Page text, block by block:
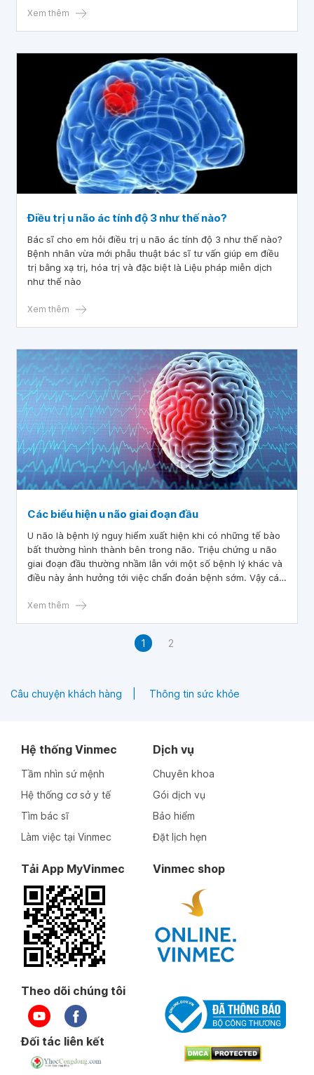
thực sự được giải quyết phần nào. Tuy nhiên do là một tư
nguy cơ và lợi ích nhất định.
Xem thêm
Điều trị u não ác tính độ 3 như thế nào?
Bác sĩ cho em hỏi điều trị u não ác tính độ 3 như thế nào?
Bệnh nhân vừa mới phẫu thuật bác sĩ tư vấn giúp em điều
trị bằng xạ trị, hóa trị và đặc biệt là Liệu pháp miễn dịch
như thế nào
Xem thêm
Các biểu hiện u não giai đoạn đầu
U não là bệnh lý nguy hiểm xuất hiện khi có những tế bào
bất thường hình thành bên trong não. Triệu chứng u não
giai đoạn đầu thường nhầm lẫn với một số bệnh lý khác và
điều này ảnh hưởng tới việc chẩn đoán bệnh sớm. Vậy các
Xem thêm
1 2
Câu chuyện khách hàng Thông tin sức khỏe
Hệ thống Vinmec
Tầm nhìn sứ mệnh
Hệ thống cơ sở y tế
Tìm bác sĩ
Làm việc tại Vinmec
Dịch vụ
Chuyên khoa
Gói dịch vụ
Bảo hiểm
Đặt lịch hẹn
Tải App MyVinmec Vinmec shop
Theo dõi chúng tôi
Đối tác liên kết